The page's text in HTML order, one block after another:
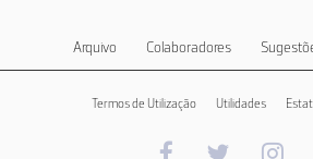
Arquivo Colaboradores
Termos de Utilização Utilidades